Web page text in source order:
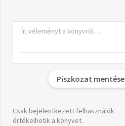
Piszkozat mentése
Csak bejelentkezett felhasználók
értékelhetik a könyvet.